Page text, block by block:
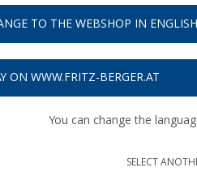
TO THE WEBSHOP IN ENGLISH
ON WWW.FRITZ-BERGER.AT
You can change the
SELECT